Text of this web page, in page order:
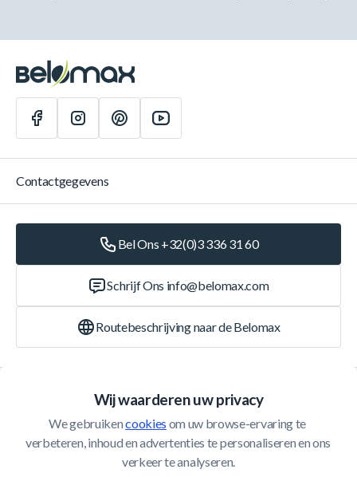
Wij waarderen uw privacy
We gebruiken cookies om uw browse-ervaring te
verbeteren, inhoud en advertenties te personaliseren en ons
verkeer te analyseren.
Klantenservice
Contactgegevens
Bel Ons +32(0)3 336 31 60
Schrijf Ons info@belomax.com
Routebeschrijving naar de Belomax